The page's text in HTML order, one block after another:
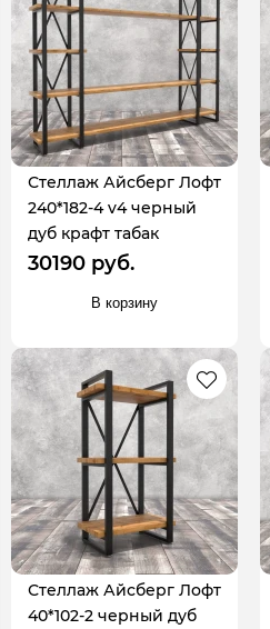
Стеллаж Айсберг Лофт
240*182-4 v4 черный
дуб крафт табак
30190 руб.
В корзину
Стеллаж Айсберг Лофт
40*102-2 черный дуб